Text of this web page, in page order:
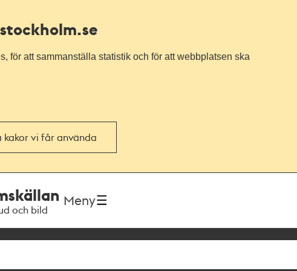
för att sammanställa statistik och för att webbplatsen ska
kakor vi får använda
och bild
Meny